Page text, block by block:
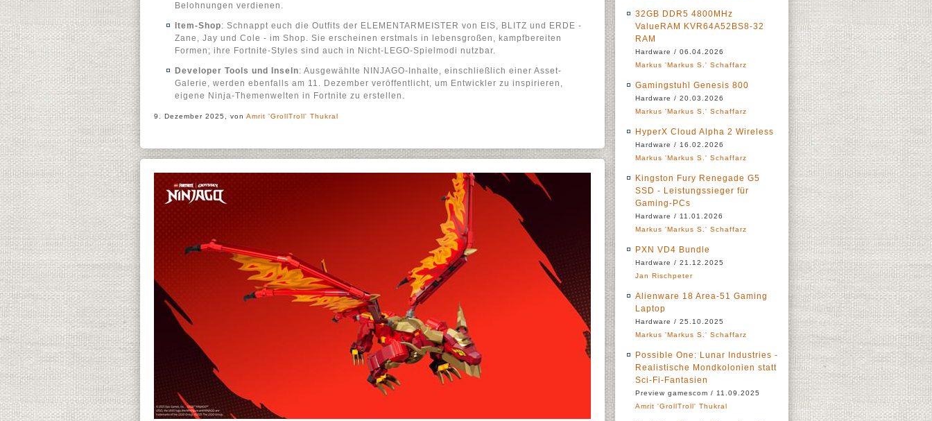
Belohnungen verdienen.
Item-Shop: Schnappt euch die Outfits der ELEMENTARMEISTER von EIS, BLITZ und ERDE -
Zane, Jay und Cole - im Shop. Sie erscheinen erstmals in lebensgroßen, kampfbereiten
Formen; ihre Fortnite-Styles sind auch in Nicht-LEGO-Spielmodi nutzbar.
Developer Tools und Inseln: Ausgewählte NINJAGO-Inhalte, einschließlich einer Asset-
Galerie, werden ebenfalls am 11. Dezember veröffentlicht, um Entwickler zu inspirieren,
eigene Ninja-Themenwelten in Fortnite zu erstellen.
9. Dezember 2025, von Amrit 'GrollTroll' Thukral
32GB DDR5 4800MHz
ValueRAM KVR64A52BS8-32
RAM
Hardware / 06.04.2026
Markus 'Markus S.' Schaffarz
Gamingstuhl Genesis 800
Hardware / 20.03.2026
Markus 'Markus S.' Schaffarz
HyperX Cloud Alpha 2 Wireless
Hardware / 16.02.2026
Markus 'Markus S.' Schaffarz
Kingston Fury Renegade G5
SSD - Leistungssieger für
Gaming-PCs
Hardware / 11.01.2026
Markus 'Markus S.' Schaffarz
PXN VD4 Bundle
Hardware / 21.12.2025
Jan Rischpeter
Alienware 18 Area-51 Gaming
Laptop
Hardware / 25.10.2025
Markus 'Markus S.' Schaffarz
Possible One: Lunar Industries -
Realistische Mondkolonien statt
Sci-Fi-Fantasien
Preview gamescom / 11.09.2025
Amrit 'GrollTroll' Thukral